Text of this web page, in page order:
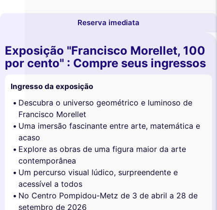
Reserva imediata
Exposição "Francisco Morellet, 100
por cento" : Compre seus ingressos
Ingresso da exposição
Descubra o universo geométrico e luminoso de
Francisco Morellet
Uma imersão fascinante entre arte, matemática e
acaso
Explore as obras de uma figura maior da arte
contemporânea
Um percurso visual lúdico, surpreendente e
acessível a todos
No Centro Pompidou-Metz de 3 de abril a 28 de
setembro de 2026